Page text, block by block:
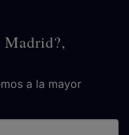
Madrid?,
a la mayor